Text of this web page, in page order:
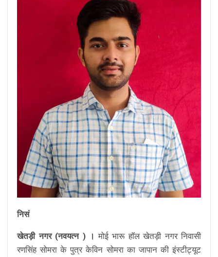
निसं
खेतड़ी नगर (नवयत्न ) । मोई भारू हॉल खेतड़ी नगर निवासी
रणसिंह सोमरा के पुत्र केविन सोमरा का जापान की इंस्टीट्यूट